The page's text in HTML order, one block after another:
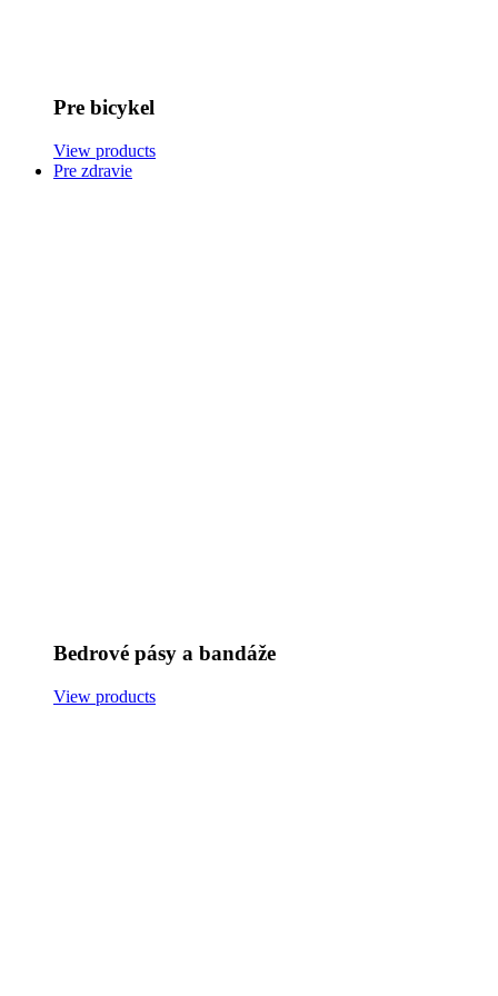
Pre bicykel
View products
Pre zdravie
Bedrové pásy a bandáže
View products